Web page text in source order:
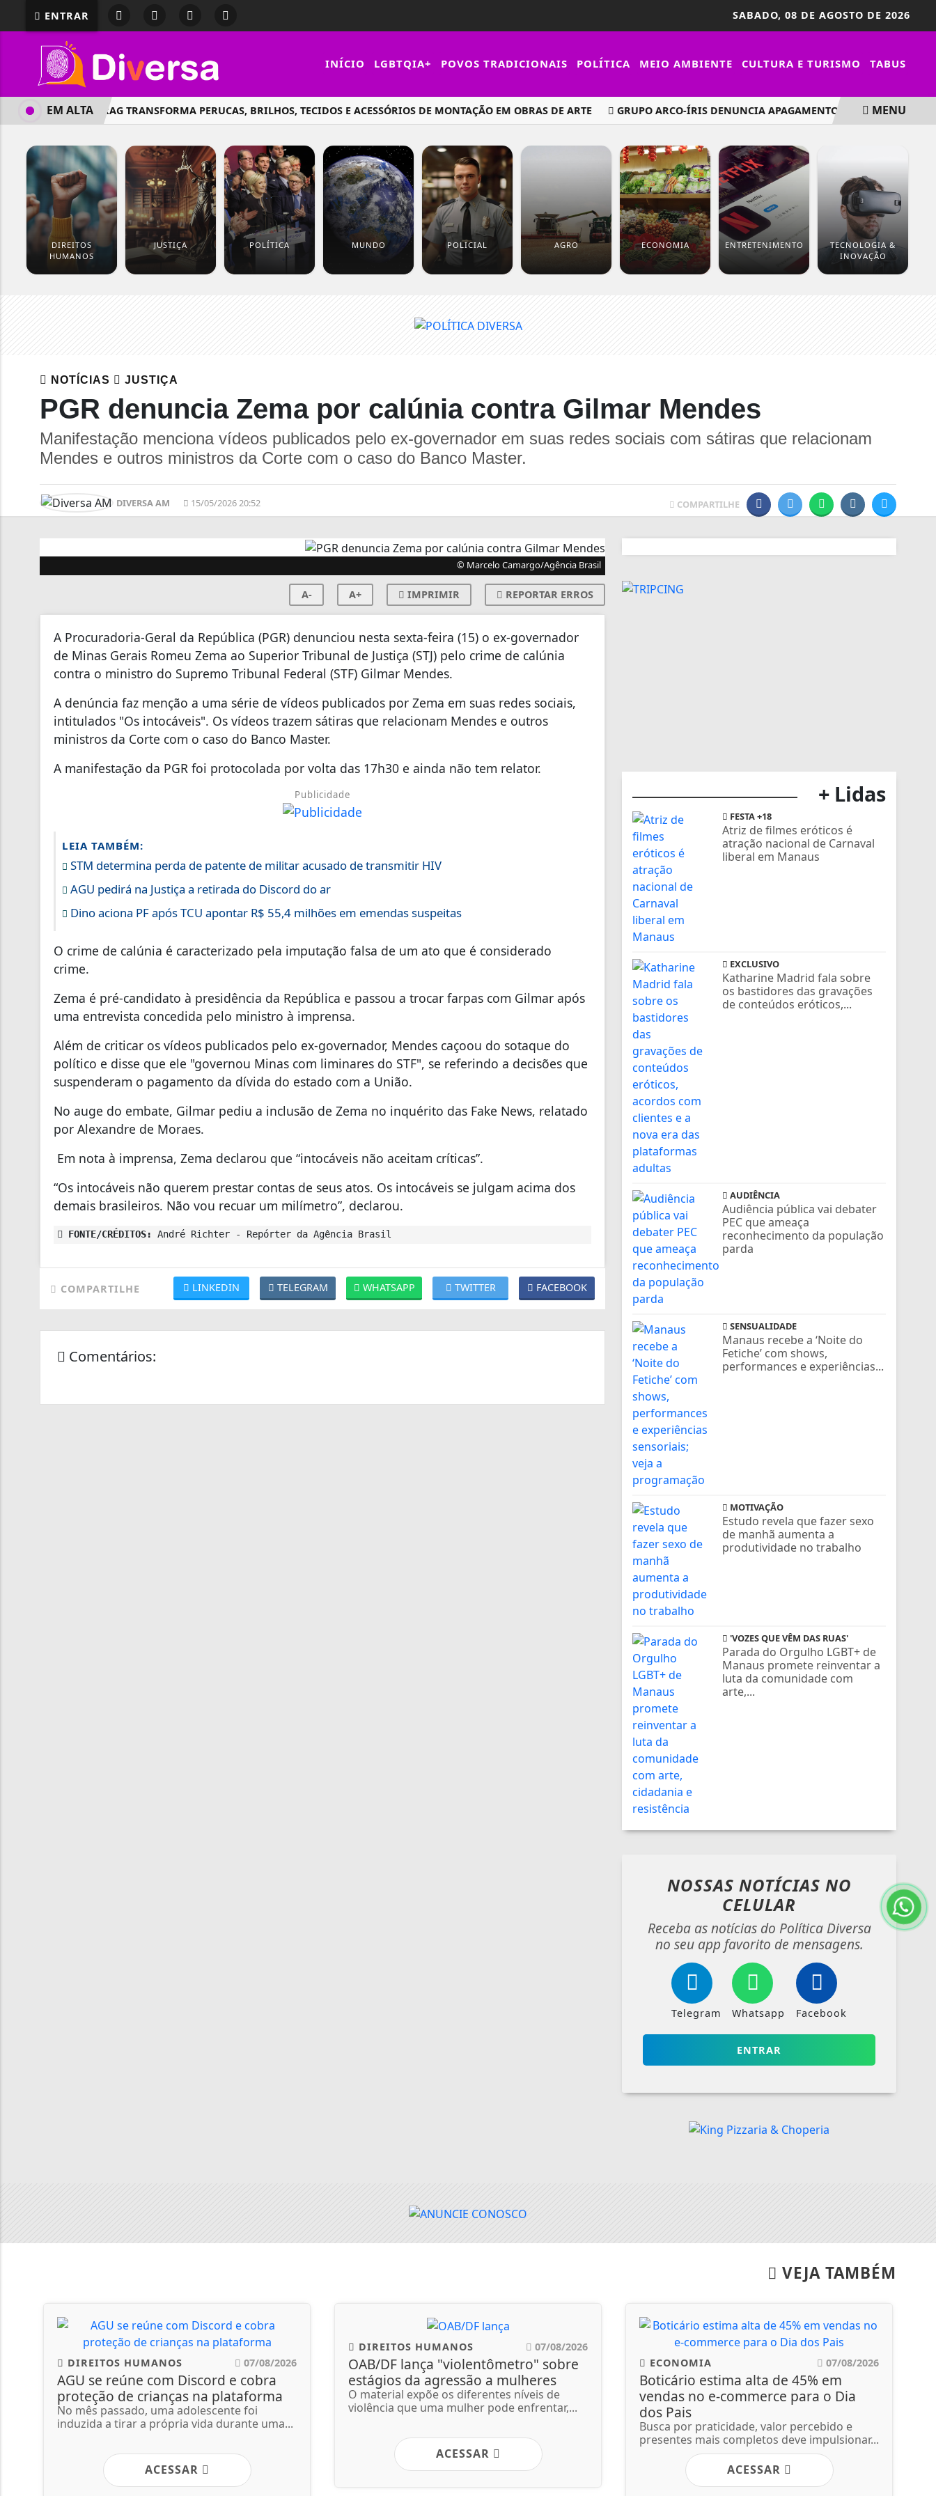
ENTRAR SABADO, 08 DE AGOSTO DE 2026
INÍCIO LGBTQIA+ POVOS TRADICIONAIS POLÍTICA MEIO AMBIENTE CULTURA E TURISMO TABUS
ARTISTA DRAG TRANSFORMA PERUCAS, BRILHOS, TECIDOS E ACESSÓRIOS DE MONTAÇÃO EM OBRAS DE ARTE GRUPO ARCO-ÍRIS DENUNCIA APAGAMENTO LGBTI+ NOS DADOS
EM ALTA MENU
DIREITOS
HUMANOS
JUSTIÇA POLÍTICA MUNDO POLICIAL AGRO ECONOMIA ENTRETENIMENTO
TECNOLOGIA &
INOVAÇÃO
NOTÍCIAS JUSTIÇA
PGR denuncia Zema por calúnia contra Gilmar Mendes
Manifestação menciona vídeos publicados pelo ex-governador em suas redes sociais com sátiras que relacionam
Mendes e outros ministros da Corte com o caso do Banco Master.
DIVERSA AM 15/05/2026 20:52 COMPARTILHE
© Marcelo Camargo/Agência Brasil
A- A+ IMPRIMIR REPORTAR ERROS
A Procuradoria-Geral da República (PGR) denunciou nesta sexta-feira (15) o ex-governador
de Minas Gerais Romeu Zema ao Superior Tribunal de Justiça (STJ) pelo crime de calúnia
contra o ministro do Supremo Tribunal Federal (STF) Gilmar Mendes.
A denúncia faz menção a uma série de vídeos publicados por Zema em suas redes sociais,
intitulados "Os intocáveis". Os vídeos trazem sátiras que relacionam Mendes e outros
ministros da Corte com o caso do Banco Master.
A manifestação da PGR foi protocolada por volta das 17h30 e ainda não tem relator.
Publicidade
LEIA TAMBÉM:
STM determina perda de patente de militar acusado de transmitir HIV
AGU pedirá na Justiça a retirada do Discord do ar
Dino aciona PF após TCU apontar R$ 55,4 milhões em emendas suspeitas
O crime de calúnia é caracterizado pela imputação falsa de um ato que é considerado
crime.
Zema é pré-candidato à presidência da República e passou a trocar farpas com Gilmar após
uma entrevista concedida pelo ministro à imprensa.
Além de criticar os vídeos publicados pelo ex-governador, Mendes caçoou do sotaque do
político e disse que ele "governou Minas com liminares do STF", se referindo a decisões que
suspenderam o pagamento da dívida do estado com a União.
No auge do embate, Gilmar pediu a inclusão de Zema no inquérito das Fake News, relatado
por Alexandre de Moraes.
Em nota à imprensa, Zema declarou que “intocáveis não aceitam críticas”.
“Os intocáveis não querem prestar contas de seus atos. Os intocáveis se julgam acima dos
demais brasileiros. Não vou recuar um milímetro”, declarou.
FONTE/CRÉDITOS: André Richter - Repórter da Agência Brasil
COMPARTILHE FACEBOOK
TWITTER
WHATSAPP
TELEGRAM
LINKEDIN
Comentários:
+ Lidas
FESTA +18
Atriz de filmes eróticos é
atração nacional de Carnaval
liberal em Manaus
EXCLUSIVO
Katharine Madrid fala sobre
os bastidores das gravações
de conteúdos eróticos,...
AUDIÊNCIA
Audiência pública vai debater
PEC que ameaça
reconhecimento da população
parda
SENSUALIDADE
Manaus recebe a ‘Noite do
Fetiche’ com shows,
performances e experiências...
MOTIVAÇÃO
Estudo revela que fazer sexo
de manhã aumenta a
produtividade no trabalho
'VOZES QUE VÊM DAS RUAS'
Parada do Orgulho LGBT+ de
Manaus promete reinventar a
luta da comunidade com
arte,...
NOSSAS NOTÍCIAS NO
CELULAR
Receba as notícias do Política Diversa
no seu app favorito de mensagens.
Telegram Whatsapp Facebook
ENTRAR
VEJA TAMBÉM
DIREITOS HUMANOS 07/08/2026
AGU se reúne com Discord e cobra
proteção de crianças na plataforma
No mês passado, uma adolescente foi
induzida a tirar a própria vida durante uma...
ACESSAR
DIREITOS HUMANOS 07/08/2026
OAB/DF lança "violentômetro" sobre
estágios da agressão a mulheres
O material expõe os diferentes níveis de
violência que uma mulher pode enfrentar,...
ACESSAR
ECONOMIA 07/08/2026
Boticário estima alta de 45% em
vendas no e-commerce para o Dia
dos Pais
Busca por praticidade, valor percebido e
presentes mais completos deve impulsionar...
ACESSAR